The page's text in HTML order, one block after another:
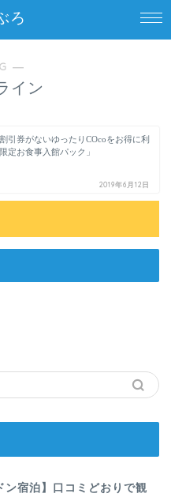
ろ
―
イン
引券がないゆったりCOcoをお得に利
定お食事入館パック」
2019年6月12日
ン宿泊】口コミどおりで観